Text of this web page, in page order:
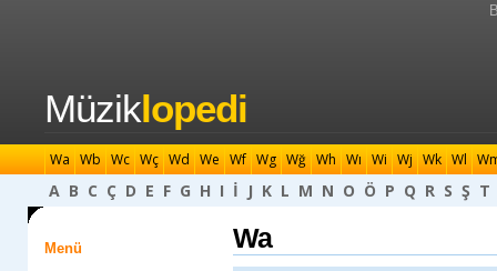
Müziklopedi
Wa Wb Wc Wç Wd We Wf Wg Wğ Wh Wı Wi Wj Wk Wl
A B C Ç D E F G H I İ J K L M N O Ö P Q R S Ş T
Menü Wa